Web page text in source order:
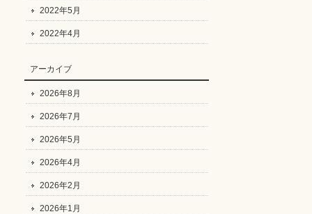
2022年5月
2022年4月
アーカイブ
2026年8月
2026年7月
2026年5月
2026年4月
2026年2月
2026年1月